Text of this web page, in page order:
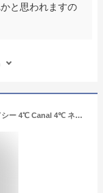
と思われますの
【無料ラッピング】 ヨンドシー カナルヨンドシー 4℃ Canal 4℃ ネックレス レディース 馬蹄モチーフ シルバー ピンクゴールド レディース ブランド 正規品 新品 ギフト プレゼント 人気 おすすめ 誕生日 記念日 クリスマス 送料無料